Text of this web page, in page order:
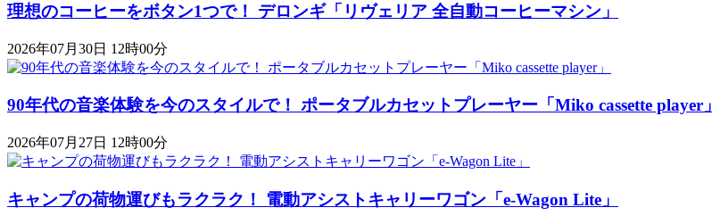
理想のコーヒーをボタン1つで！ デロンギ「リヴェリア 全自動コーヒーマシン」
2026年07月30日 12時00分
90年代の音楽体験を今のスタイルで！ ポータブルカセットプレーヤー「Miko cassette player」
2026年07月27日 12時00分
キャンプの荷物運びもラクラク！ 電動アシストキャリーワゴン「​​e-Wagon Lite」